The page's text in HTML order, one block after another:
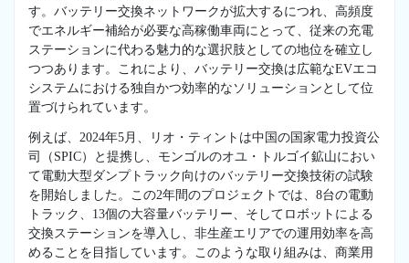
す。バッテリー交換ネットワークが拡大するにつれ、高頻度
でエネルギー補給が必要な高稼働車両にとって、従来の充電
ステーションに代わる魅力的な選択肢としての地位を確立し
つつあります。これにより、バッテリー交換は広範なEVエコ
システムにおける独自かつ効率的なソリューションとして位
置づけられています。
例えば、2024年5月、リオ・ティントは中国の国家電力投資公
司（SPIC）と提携し、モンゴルのオユ・トルゴイ鉱山におい
て電動大型ダンプトラック向けのバッテリー交換技術の試験
を開始しました。この2年間のプロジェクトでは、8台の電動
トラック、13個の大容量バッテリー、そしてロボットによる
交換ステーションを導入し、非生産エリアでの運用効率を高
めることを目指しています。このような取り組みは、商業用